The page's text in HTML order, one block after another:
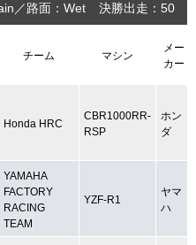
路面：Wet 決勝出走：50
チーム マシン
メー
カー
Honda HRC
CBR1000RR-
RSP
ホン
ダ
YAMAHA
FACTORY
RACING
TEAM
YZF-R1
ヤマ
ハ